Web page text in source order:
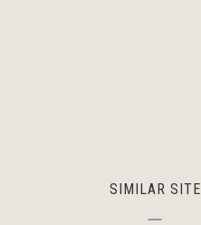
SIMILAR SITE